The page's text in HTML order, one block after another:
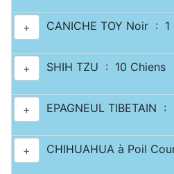
+ CANICHE TOY Noir : 1
+ SHIH TZU : 10 Chiens
+ EPAGNEUL TIBETAIN :
+ CHIHUAHUA à Poil